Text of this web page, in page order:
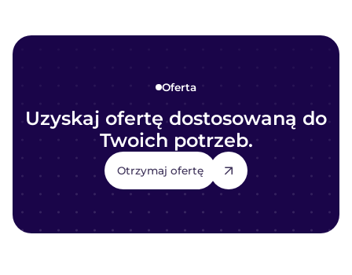
Oferta
Uzyskaj ofertę dostosowaną do
Twoich potrzeb.
Otrzymaj ofertę